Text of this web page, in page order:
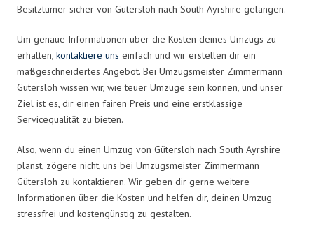
Besitztümer sicher von Gütersloh nach South Ayrshire gelangen.
Um genaue Informationen über die Kosten deines Umzugs zu
erhalten, kontaktiere uns einfach und wir erstellen dir ein
maßgeschneidertes Angebot. Bei Umzugsmeister Zimmermann
Gütersloh wissen wir, wie teuer Umzüge sein können, und unser
Ziel ist es, dir einen fairen Preis und eine erstklassige
Servicequalität zu bieten.
Also, wenn du einen Umzug von Gütersloh nach South Ayrshire
planst, zögere nicht, uns bei Umzugsmeister Zimmermann
Gütersloh zu kontaktieren. Wir geben dir gerne weitere
Informationen über die Kosten und helfen dir, deinen Umzug
stressfrei und kostengünstig zu gestalten.